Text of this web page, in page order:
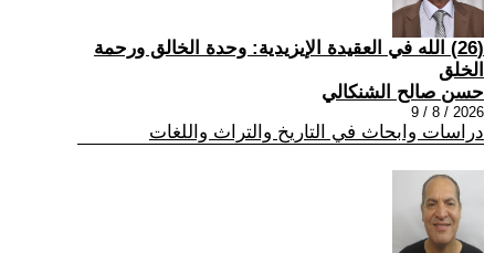
(26) الله في العقيدة الإيزيدية: وحدة الخالق ورحمة
الخلق
حسن صالح الشنكالي
2026 / 8 / 9
دراسات وابحاث في التاريخ والتراث واللغات